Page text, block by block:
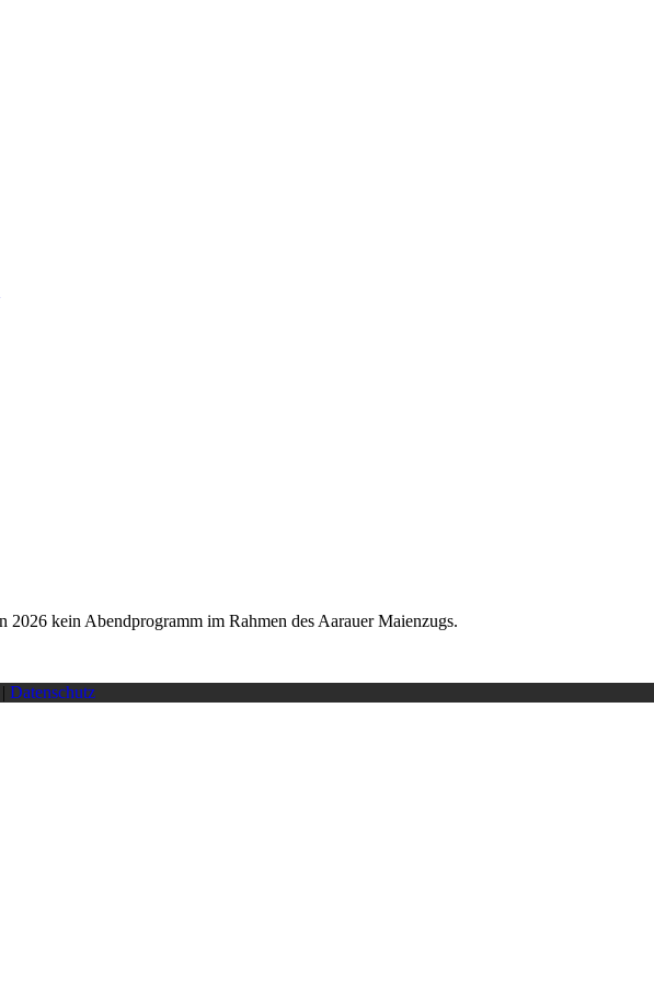
kein Abendprogramm im Rahmen des Aarauer Maienzugs.
Datenschutz